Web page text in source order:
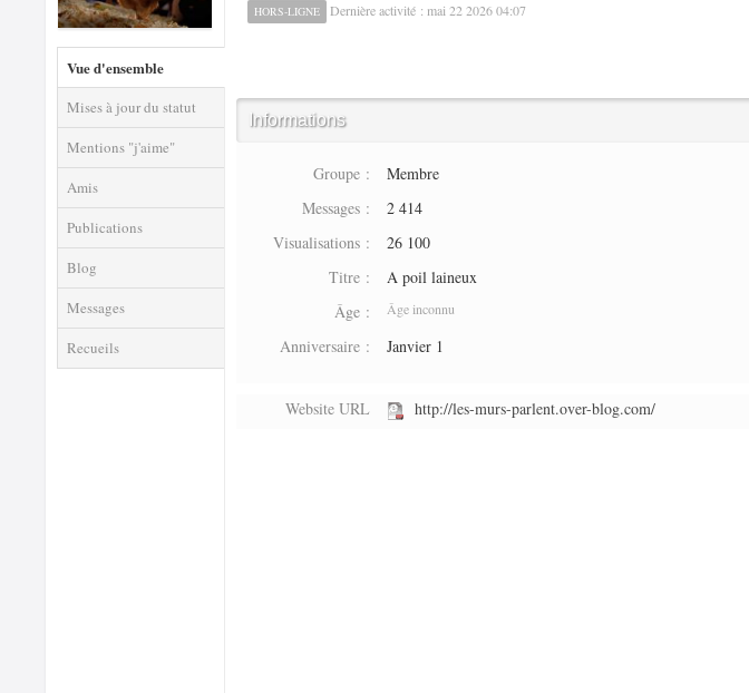
Vue d'ensemble
Mises à jour du statut
Mentions "j'aime"
Amis
Publications
Blog
Messages
Recueils
HORS-LIGNE Dernière activité : mai 22 2026 04:07
Informations
Groupe :
Membre
Messages :
2 414
Visualisations :
26 100
Titre :
A poil laineux
Âge :
Âge inconnu
Anniversaire : Janvier 1
Website URL http://les-murs-parlent.over-blog.com/